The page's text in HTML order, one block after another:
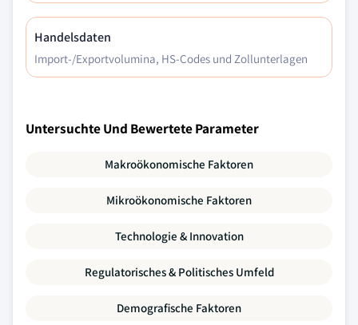
Handelsdaten
Import-/Exportvolumina, HS-Codes und Zollunterlagen
Untersuchte Und Bewertete Parameter
Makroökonomische Faktoren
Mikroökonomische Faktoren
Technologie & Innovation
Regulatorisches & Politisches Umfeld
Demografische Faktoren